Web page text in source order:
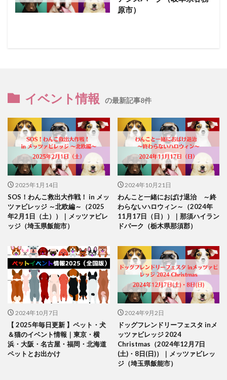
原市）
イベント情報 の最新記事8件
2025年1月14日
SOS！わんこ救出大作戦！ in メッ
ツァビレッジ ～北欧編～（2025
年2月1日（土））｜メッツァビレ
ッジ（埼玉県飯能市）
2024年10月21日
わんこと一緒におばけ退治 ～終
わらないハロウィン～（2024年
11月17日（日））｜那須ハイラン
ドパーク（栃木県那須郡）
2024年10月7日
【 2025年毎日更新 】ペット・犬
＆猫のイベント情報｜東京・横
浜・大阪・名古屋・福岡・北海道
ペットとお出かけ
2024年9月2日
ドッグフレンドリーフェスタ inメ
ッツァビレッジ 2024
Christmas（2024年12月7日
(土)・8日(日)）｜メッツァビレッ
ジ（埼玉県飯能市）